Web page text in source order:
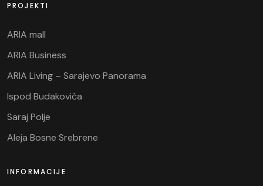
PROJEKTI
ARIA mall
ARIA Business
ARIA Living – Sarajevo Panorama
Ispod Budakovića
Saraj Polje
Aleja Bosne Srebrene
INFORMACIJE